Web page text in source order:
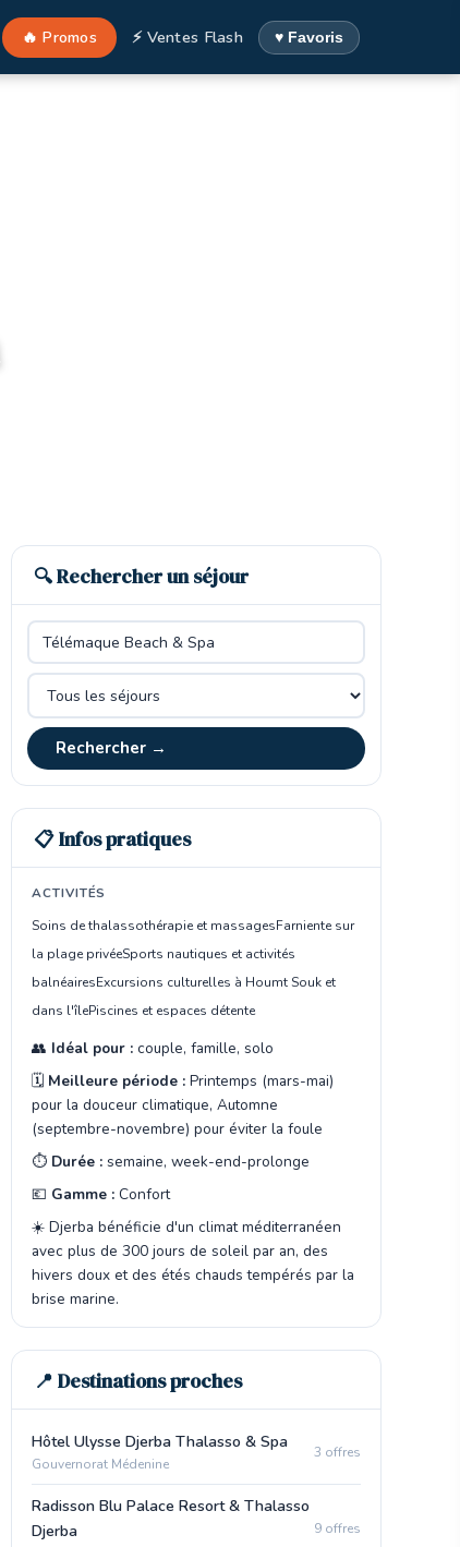
🔥 Promos ⚡ Ventes Flash ♥ Favoris
🔍 Rechercher un séjour
Rechercher →
📋 Infos pratiques
ACTIVITÉS
Soins de thalassothérapie et massagesFarniente sur
la plage privéeSports nautiques et activités
balnéairesExcursions culturelles à Houmt Souk et
dans l'îlePiscines et espaces détente
👥 Idéal pour : couple, famille, solo
🗓️ Meilleure période : Printemps (mars-mai)
pour la douceur climatique, Automne
(septembre-novembre) pour éviter la foule
⏱️ Durée : semaine, week-end-prolonge
💶 Gamme : Confort
☀️ Djerba bénéficie d'un climat méditerranéen
avec plus de 300 jours de soleil par an, des
hivers doux et des étés chauds tempérés par la
brise marine.
📍 Destinations proches
Hôtel Ulysse Djerba Thalasso & Spa
Gouvernorat Médenine
3 offres
Radisson Blu Palace Resort & Thalasso
Djerba
9 offres